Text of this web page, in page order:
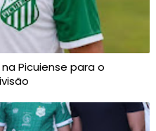
Picuiense para o